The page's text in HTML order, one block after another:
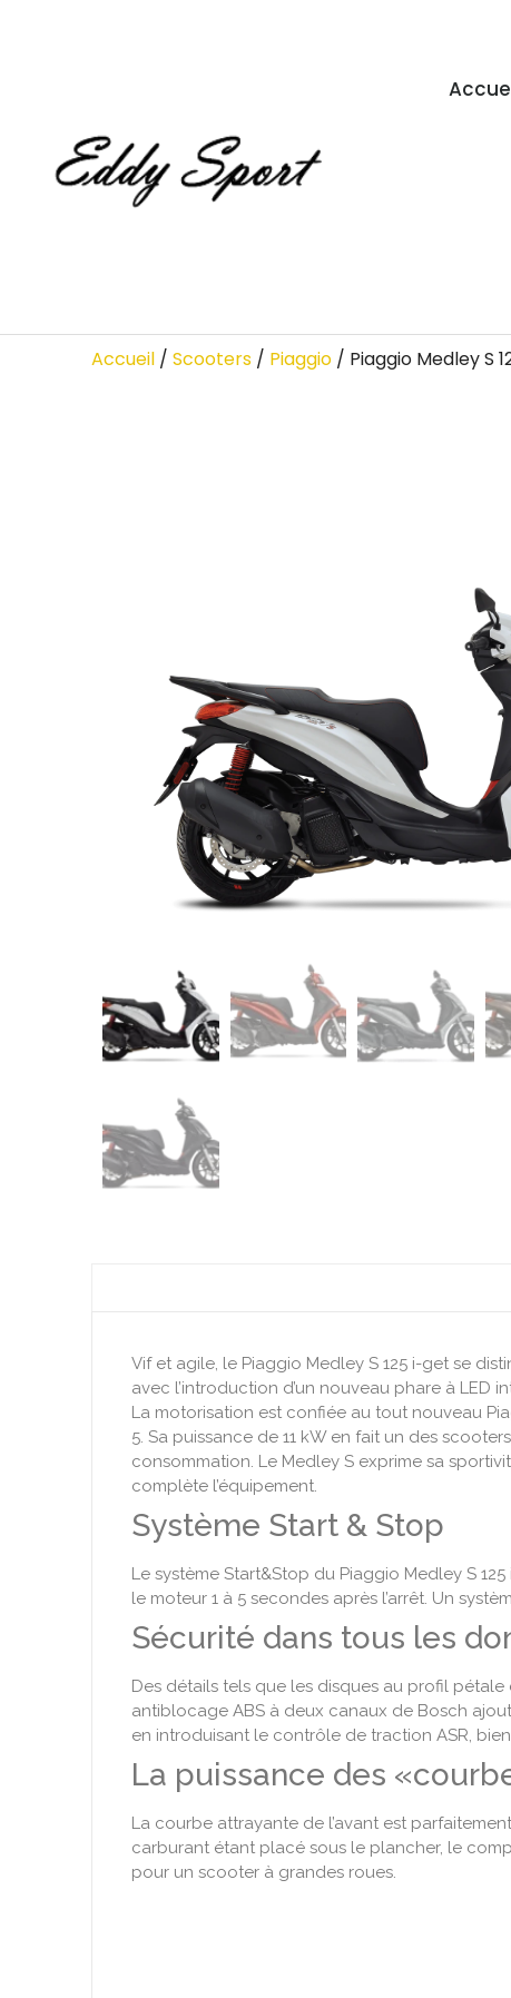
Accueil / Scooters / Piaggio / Piaggio Medley S
Vif et agile, le Piaggio Medley S 125 i-get se
avec l’introduction d’un nouveau phare à
La motorisation est confiée au tout nouveau
5. Sa puissance de 11 kW en fait un des
consommation. Le Medley S exprime sa
complète l’équipement.
Système Start & Stop
Le système Start&Stop du Piaggio Medley S
le moteur 1 à 5 secondes après l’arrêt. Un
Sécurité dans tous les
Des détails tels que les disques au profil pétale
antiblocage ABS à deux canaux de Bosch
en introduisant le contrôle de traction ASR,
La puissance des
La courbe attrayante de l’avant est
carburant étant placé sous le plancher, le
pour un scooter à grandes roues.